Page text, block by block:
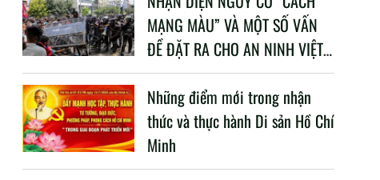
MẠNG MÀU” VÀ MỘT SỐ VẤN
ĐỀ ĐẶT RA CHO AN NINH VIỆT
NAM TRONG BỐI CẢNH HIỆN
NAY
Những điểm mới trong nhận
thức và thực hành Di sản Hồ Chí
Minh